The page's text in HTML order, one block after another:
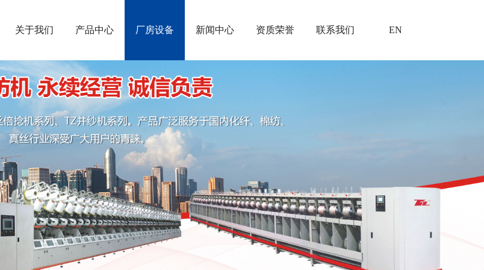
关于我们 产品中心 厂房设备 新闻中心 资质荣誉 联系我们 EN